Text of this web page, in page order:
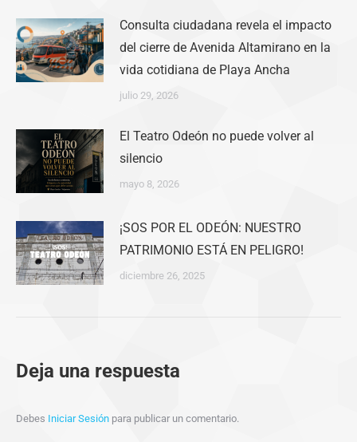
Consulta ciudadana revela el impacto
del cierre de Avenida Altamirano en la
vida cotidiana de Playa Ancha
julio 29, 2026
El Teatro Odeón no puede volver al
silencio
mayo 8, 2026
¡SOS POR EL ODEÓN: NUESTRO
PATRIMONIO ESTÁ EN PELIGRO!
diciembre 26, 2025
Deja una respuesta
Debes Iniciar Sesión para publicar un comentario.